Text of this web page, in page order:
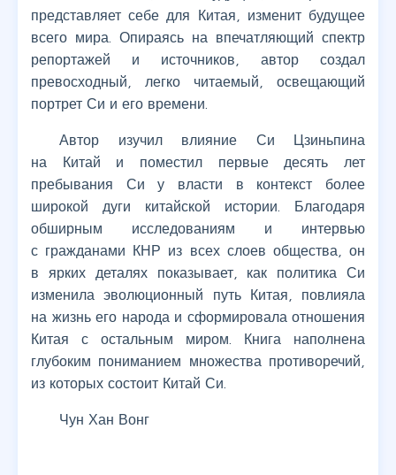
представляет себе для Китая, изменит будущее
всего мира. Опираясь на впечатляющий спектр
репортажей и источников, автор создал
превосходный, легко читаемый, освещающий
портрет Си и его времени.
Автор изучил влияние Си Цзиньпина
на Китай и поместил первые десять лет
пребывания Си у власти в контекст более
широкой дуги китайской истории. Благодаря
обширным исследованиям и интервью
с гражданами КНР из всех слоев общества, он
в ярких деталях показывает, как политика Си
изменила эволюционный путь Китая, повлияла
на жизнь его народа и сформировала отношения
Китая с остальным миром. Книга наполнена
глубоким пониманием множества противоречий,
из которых состоит Китай Си.
Чун Хан Вонг